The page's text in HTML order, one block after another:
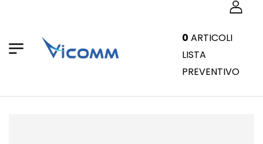
0 ARTICOLI
LISTA
PREVENTIVO